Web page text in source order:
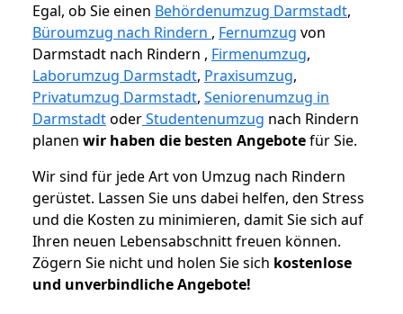
Egal, ob Sie einen Behördenumzug Darmstadt,
Büroumzug nach Rindern , Fernumzug von
Darmstadt nach Rindern , Firmenumzug,
Laborumzug Darmstadt, Praxisumzug,
Privatumzug Darmstadt, Seniorenumzug in
DarmstadtoderStudentenumzug nach Rindern
planen wir haben die besten Angebotefür Sie.
Wir sind für jede Art von Umzug nach Rindern
gerüstet. Lassen Sie uns dabei helfen, den Stress
und die Kosten zu minimieren, damit Sie sich auf
Ihren neuen Lebensabschnitt freuen können.
Zögern Sie nicht und holen Sie sich kostenlose
und unverbindliche Angebote!